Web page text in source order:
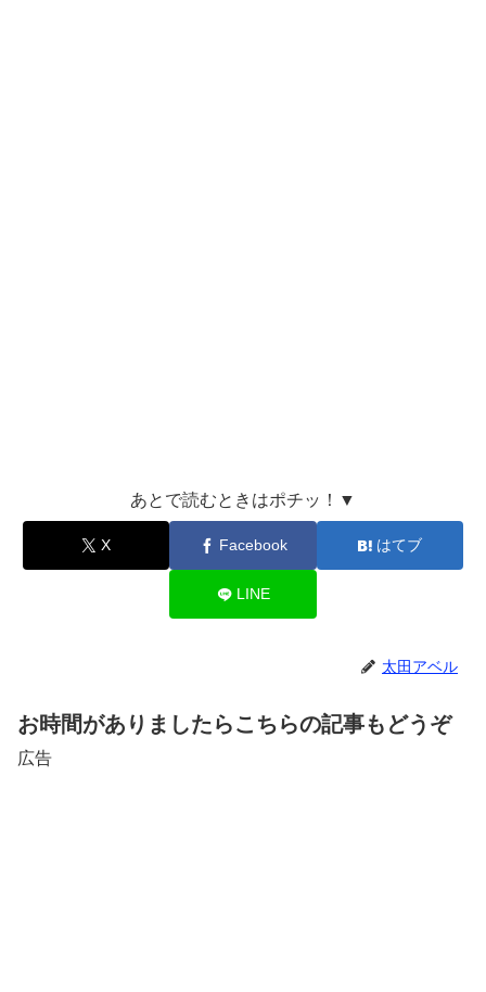
あとで読むときはポチッ！▼
X Facebook はてブ
LINE
太田アベル
お時間がありましたらこちらの記事もどうぞ
広告